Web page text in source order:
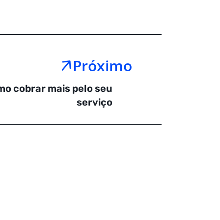
Próximo
cobrar mais pelo seu
serviço